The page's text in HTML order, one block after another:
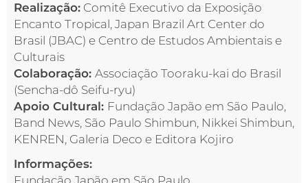
Realização: Comitê Executivo da Exposição
Encanto Tropical, Japan Brazil Art Center do
Brasil (JBAC) e Centro de Estudos Ambientais e
Culturais
Colaboração: Associação Tooraku-kai do Brasil
(Sencha-dô Seifu-ryu)
Apoio Cultural: Fundação Japão em São Paulo,
Band News, São Paulo Shimbun, Nikkei Shimbun,
KENREN, Galeria Deco e Editora Kojiro
Informações: